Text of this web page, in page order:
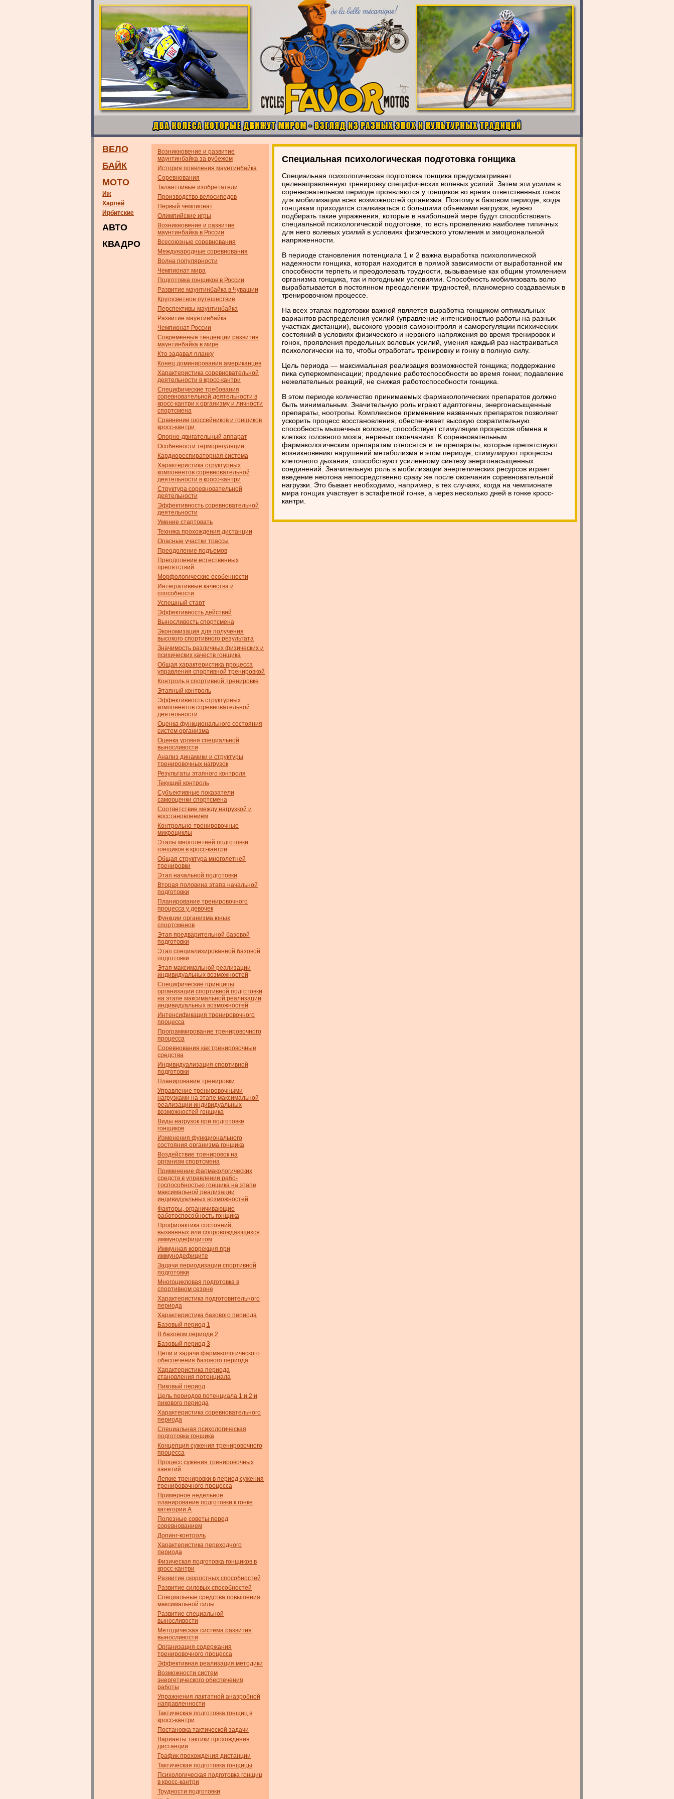
ВЕЛО
БАЙК
МОТО
Иж
Харлей
Ирбитские
АВТО
КВАДРО
Возникновение и развитие
маунтинбайка за рубежом
История появления маунтинбайка
Соревнования
Талантливые изобретатели
Производство велосипедов
Первый чемпионат
Олимпийские игры
Возникновение и развитие
маунтинбайка в России
Всесоюзные соревнования
Международные соревнования
Волна популярности
Чемпионат мира
Подготовка гонщиков в России
Развитие маунтинбайка в Чувашии
Кругосветное путешествие
Перспективы маунтинбайка
Развитие маунтинбайка
Чемпионат России
Современные тенденции развития
маунтинбайка в мире
Кто задавал планку
Конец доминирования американцев
Характеристика соревновательной
деятельности в кросс-кантри
Специфические требования
соревновательной деятельности в
кросс-кантри к организму и личности
спортсмена
Сравнение шоссейников и гонщиков
кросс-кантри
Опорно-двигательный аппарат
Особенности терморегуляции
Кардиореспираторная система
Характеристика структурных
компонентов соревновательной
деятельности в кросс-кантри
Структура соревновательной
деятельности
Эффективность соревновательной
деятельности
Умение стартовать
Техника прохождения дистанции
Опасные участки трассы
Преодоление подъемов
Преодоление естественных
препятствий
Морфологические особенности
Интегративные качества и
способности
Успешный старт
Эффективность действий
Выносливость спортсмена
Экономизация для получения
высокого спортивного результата
Значимость различных физических и
психических качеств гон­щика
Общая характеристика процесса
управления спортивной тренировкой
Контроль в спортивной тренировке
Этапный контроль
Эффективность структурных
компонентов соревновательной
деятельности
Оценка функционального состояния
систем организма
Оценка уровня специальной
выносливости
Анализ динамики и структуры
тренировочных нагрузок
Результаты этапного контроля
Текущий контроль
Субъективные показатели
самооценки спортсмена
Соответствие между нагрузкой и
восстановлением
Контрольно-тренировочные
микроциклы
Этапы многолетней подготовки
гонщиков в кросс-кантри
Общая структура многолетней
тренировки
Этап начальной подготовки
Вторая половина этапа начальной
подготовки
Планирование тренировочного
процесса у девочек
Функции организма юных
спортсменов
Этап предварительной базовой
подготовки
Этап специализированной базовой
подготовки
Этап максимальной реализации
индивидуальных возможностей
Специфические принципы
организации спортивной подготовки
на этапе максимальной реализации
индивидуальных возможностей
Интенсификация тренировочного
процесса
Программирование тренировочного
процесса
Соревнования как тренировочные
средства
Индивидуализация спортивной
подготовки
Планирование тренировки
Управление тренировочными
нагрузками на этапе максимальной
реализации индивидуальных
возможностей гонщика
Виды нагрузок при подготовке
гонщиков
Изменения функционального
состояния организма гонщика
Воздействие тренировок на
организм спортсмена
Применение фармакологических
средств в управлении рабо­
тоспособностью гонщика на этапе
максимальной реализации
индивидуальных возможностей
Факторы, ограничивающие
работоспособность гонщика
Профилактика состояний,
вызванных или сопровождающихся
иммунодефицитом
Иммунная коррекция при
иммунодефиците
Задачи периодизации спортивной
подготовки
Многоцикловая подготовка в
спортивном сезоне
Характеристика подготовительного
периода
Характеристика базового периода
Базовый период 1
В базовом периоде 2
Базовый период 3
Цели и задачи фармакологического
обеспечения базового пе­риода
Характеристика периода
становления потенциала
Пиковый период
Цель периодов потенциала 1 и 2 и
пикового периода
Характеристика соревновательного
периода
Специальная психологическая
подготовка гонщика
Концепция сужения тренировочного
процесса
Процесс сужения тренировочных
занятий
Легкие тренировки в период сужения
тренировочного процесса
Примерное недельное
планирование подготовки к гонке
категории А
Полезные советы перед
соревнованием
Допинг-контроль
Характеристика переходного
периода
Физическая подготовка гонщиков в
кросс-кантри
Развитие скоростных способностей
Развитие силовых способностей
Специальные средства повышения
максимальной силы
Развитие специальной
выносливости
Методическая система развития
выносливости
Организация содержания
тренировочного процесса
Эффективная реализация методики
Возможности систем
энергетического обеспечения
работы
Упражнения лактатной анаэробной
направленности
Тактическая подготовка гонщиц в
кросс-кантри
Постановка тактической задачи
Варианты тактики прохождения
дистанции
График прохождения дистанции
Тактическая подготовка гонщицы
Психологическая подготовка гонщиц
в кросс-кантри
Трудности подготовки
Специальная психологическая подготовка гонщика
Специальная психологическая подготовка гонщика предусматривает
целенаправленную тренировку специфических волевых усилий. Затем эти усилия в
соревновательном периоде проявляются у гонщиков во время ответственных гонок
для мобилизации всех возможностей организма. Поэтому в базовом периоде, когда
гонщикам приходится сталкиваться с большими объемами нагрузок, нужно
подбирать такие упражнения, которые в наибольшей мере будут способствовать
специальной психологической подготовке, то есть проявлению наиболее типичных
для него волевых усилий в условиях физического утомления и эмоциональной
напряженности.
В периоде становления потенциала 1 и 2 важна выработка психологической
надежности гонщика, которая находится в прямой зависимости от выработанной им
способности терпеть и преодолевать трудности, вызываемые как общим утомлением
организма гонщика, так и погодными условиями. Способность мобилизовать волю
вырабатывается в постоянном преодолении трудностей, планомерно создаваемых в
тренировочном процессе.
На всех этапах подготовки важной является выработка гонщиком оптимальных
вариантов распределения усилий (управление интенсивностью работы на разных
участках дистанции), высокого уровня самоконтроля и саморегуляции психических
состояний в условиях физического и нервного напряжения во время тренировок и
гонок, проявления предельных волевых усилий, умения каждый раз настраиваться
психологически на то, чтобы отработать тренировку и гонку в полную силу.
Цель периода — максимальная реализация возможностей гонщика; поддержание
пика суперкомпенсации; продление работоспособности во время гонки; подавление
нежелательных реакций, не снижая работоспособности гонщика.
В этом периоде количество принимаемых фармакологических препаратов должно
быть минимальным. Значительную роль играют адаптогены, энергонасыщенные
препараты, ноотропы. Комплексное применение названных препаратов позволяет
ускорить процесс восстановления, обеспечивает высокую сократительную
способность мышечных волокон, способствует стимуляции процессов обмена в
клетках головного мозга, нервных окончаниях. К соревновательным
фармакологическим препаратам относятся и те препараты, которые препятствуют
возникновению нарушений метаболизма в этом периоде, стимулируют процессы
клеточного дыхания, способствуют усиленному синтезу энергонасыщенных
соединений. Значительную роль в мобилизации энергетических ресурсов играет
введение неотона непосредственно сразу же после окончания соревновательной
нагрузки. Это бывает необходимо, например, в тех случаях, когда на чемпионате
мира гонщик участвует в эстафетной гонке, а через несколько дней в гонке кросс-
кантри.